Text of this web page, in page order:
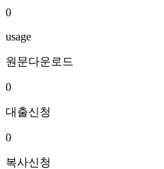
0
usage
원문다운로드
0
대출신청
0
복사신청